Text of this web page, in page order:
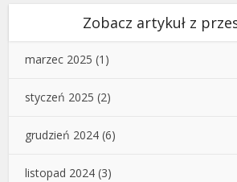
Zobacz artykuł z
marzec 2025 (1)
styczeń 2025 (2)
grudzień 2024 (6)
listopad 2024 (3)